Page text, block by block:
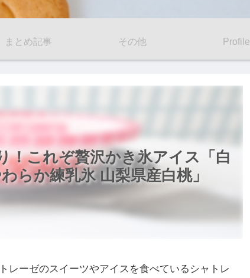
まとめ記事 その他 Profile
！これぞ贅沢かき氷アイス「白
らか練乳氷 山梨県産白桃」
レーゼのスイーツやアイスを食べているシャトレ